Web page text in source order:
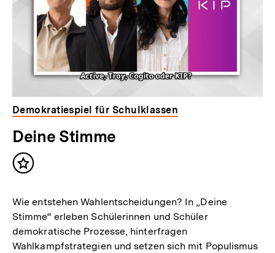
Demokratiespiel für Schulklassen
Deine Stimme
Inhalt
Wie entstehen Wahlentscheidungen? In „Deine
Stimme“ erleben Schülerinnen und Schüler
demokratische Prozesse, hinterfragen
Wahlkampfstrategien und setzen sich mit Populismus